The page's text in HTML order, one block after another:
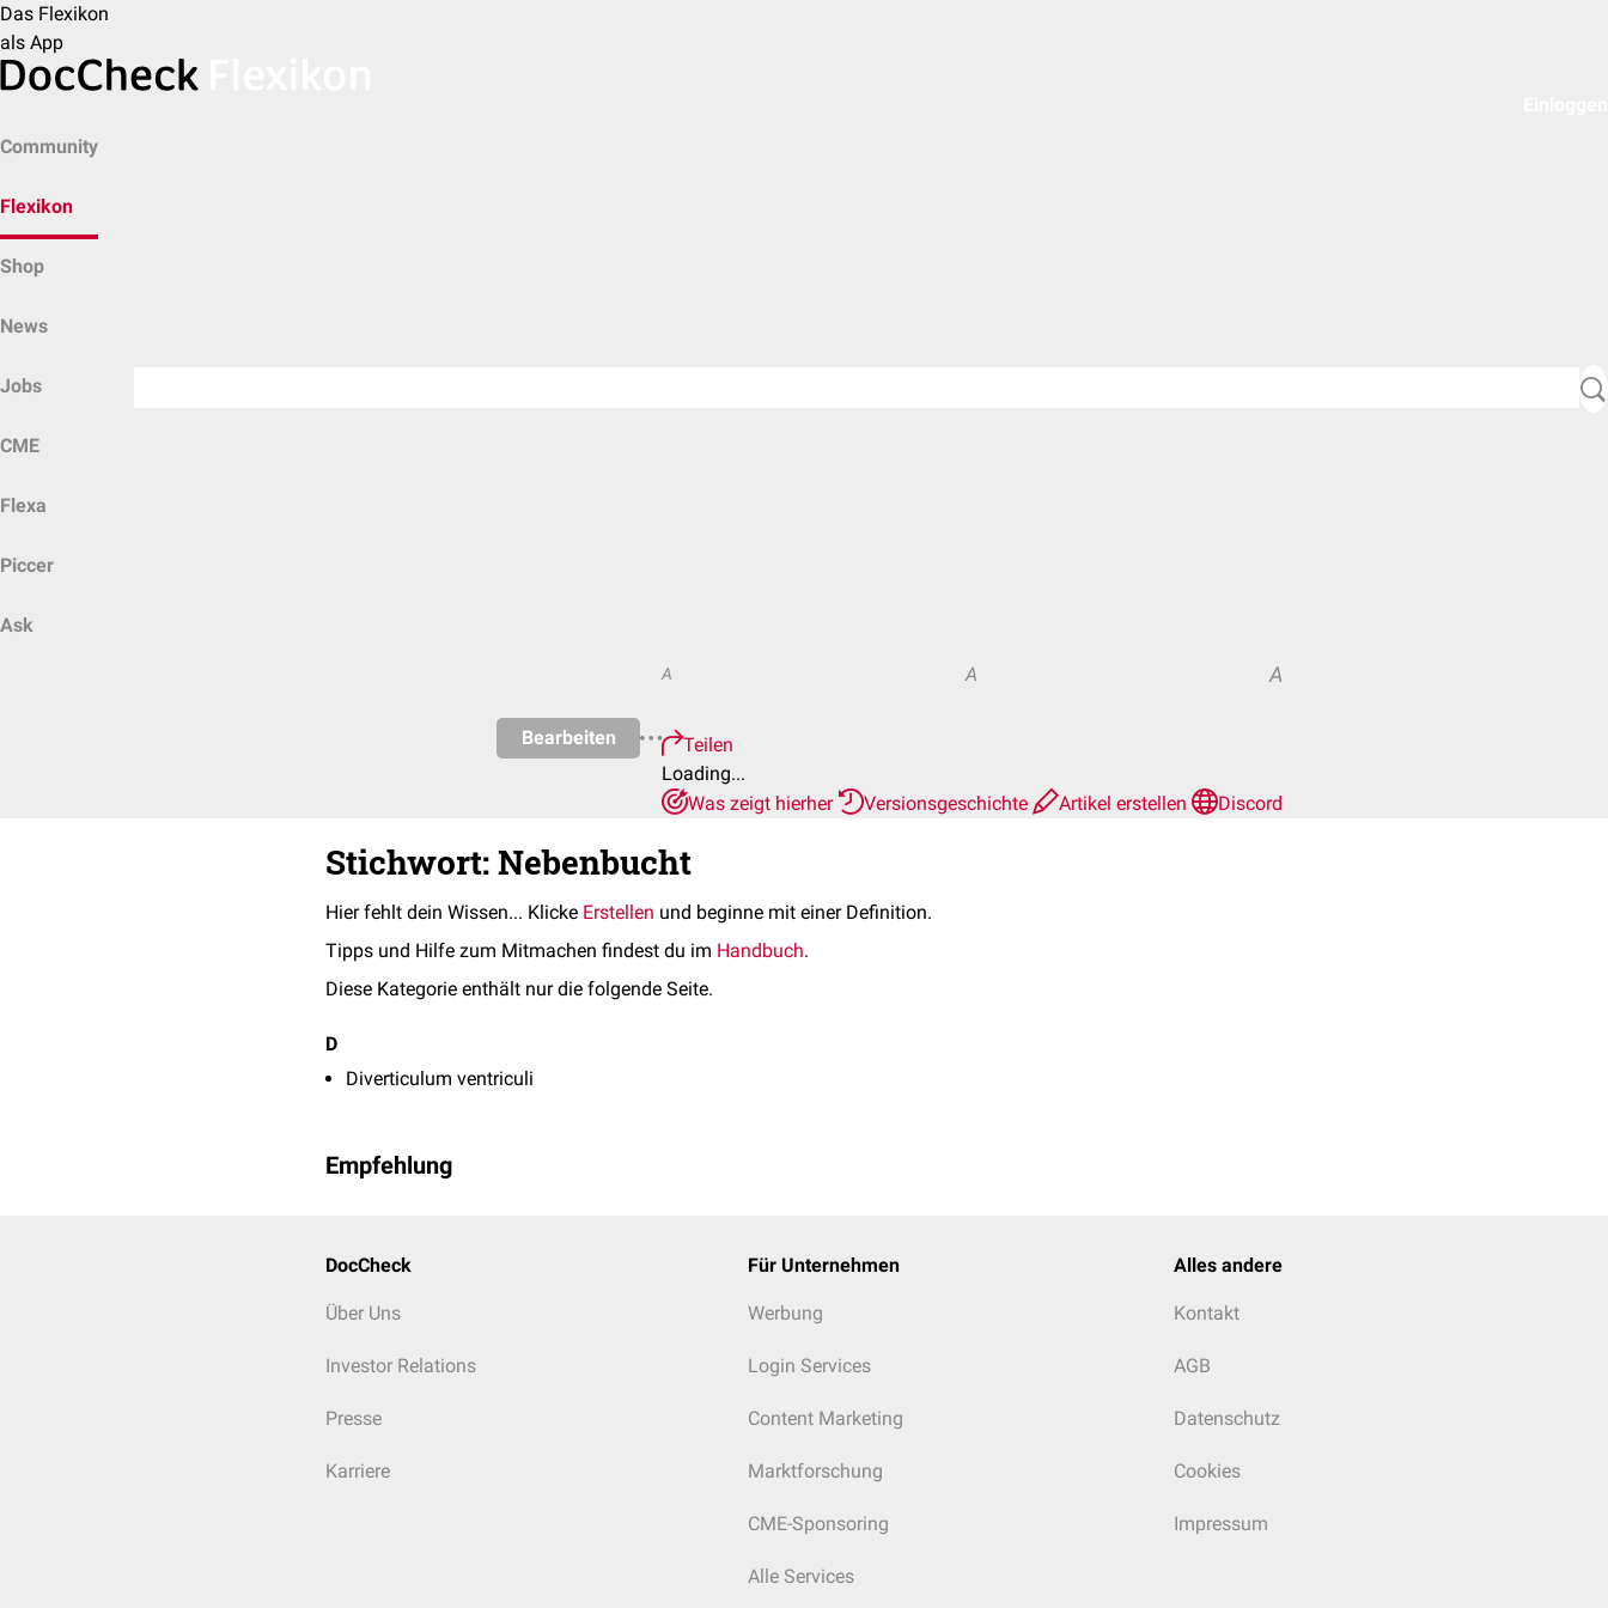
Das Flexikon
als App
Community
Flexikon
Shop
News
Jobs
CME
Flexa
Piccer
Ask
Bearbeiten
A A A
Teilen
Loading...
Was zeigt hierher
Versionsgeschichte Artikel erstellen Discord
Stichwort: Nebenbucht
Hier fehlt dein Wissen... Klicke Erstellen und beginne mit einer Definition.
Tipps und Hilfe zum Mitmachen findest du im Handbuch.
Diese Kategorie enthält nur die folgende Seite.
D
Diverticulum ventriculi
Empfehlung
DocCheck
Über Uns
Investor Relations
Presse
Karriere
Für Unternehmen
Werbung
Login Services
Content Marketing
Marktforschung
CME-Sponsoring
Alle Services
Alles andere
Kontakt
AGB
Datenschutz
Cookies
Impressum